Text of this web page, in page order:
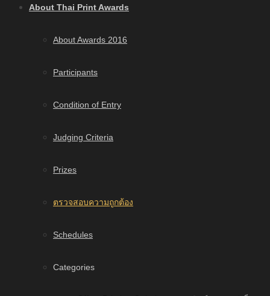
About Thai Print Awards
About Awards 2016
Participants
Condition of Entry
Judging Criteria
Prizes
ตรวจสอบความถูกต้อง
Schedules
Categories